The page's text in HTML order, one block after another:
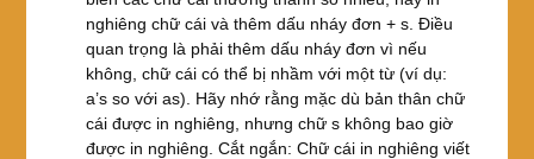
nghiêng chữ cái và thêm dấu nháy đơn + s. Điều
quan trọng là phải thêm dấu nháy đơn vì nếu
không, chữ cái có thể bị nhầm với một từ (ví dụ:
a’s so với as). Hãy nhớ rằng mặc dù bản thân chữ
cái được in nghiêng, nhưng chữ s không bao giờ
được in nghiêng. Cắt ngắn: Chữ cái in nghiêng viết